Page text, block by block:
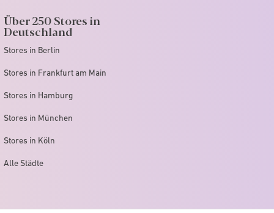
Über 250 Stores in
Deutschland
Stores in Berlin
Stores in Frankfurt am Main
Stores in Hamburg
Stores in München
Stores in Köln
Alle Städte